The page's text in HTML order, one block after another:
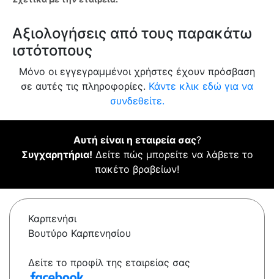
Αξιολογήσεις από τους παρακάτω
ιστότοπους
Μόνο οι εγγεγραμμένοι χρήστες έχουν πρόσβαση
σε αυτές τις πληροφορίες. Κάντε κλικ εδώ για να
συνδεθείτε.
Αυτή είναι η εταιρεία σας?
Συγχαρητήρια! Δείτε πώς μπορείτε να λάβετε το
πακέτο βραβείων!
Καρπενήσι
Βουτύρο Καρπενησίου
Δείτε το προφίλ της εταιρείας σας